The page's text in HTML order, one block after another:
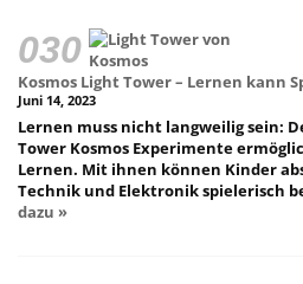
Kosmos Light Tower – Lernen kann
Juni 14, 2023
Lernen muss nicht langweilig sein:
Tower Kosmos Experimente
Lernen. Mit ihnen können Kinder
Technik und Elektronik spielerisch
dazu »